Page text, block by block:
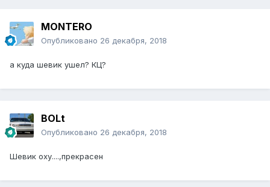
MONTERO
Опубликовано 26 декабря, 2018
а куда шевик ушел? КЦ?
BOLt
Опубликовано 26 декабря, 2018
Шевик оху....,прекрасен